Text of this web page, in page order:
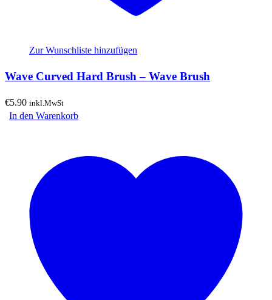
Zur Wunschliste hinzufügen
Wave Curved Hard Brush – Wave Brush
€5.90 inkl.MwSt
In den Warenkorb